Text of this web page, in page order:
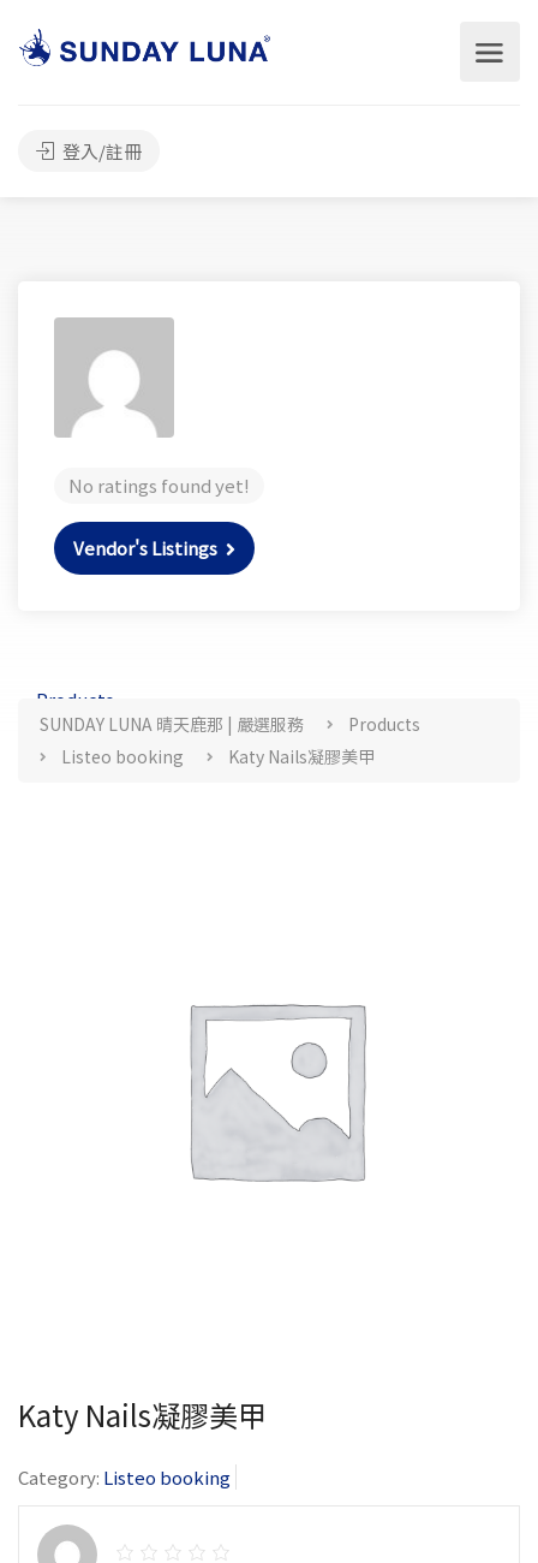
登入/註冊
No ratings found yet!
Vendor's Listings
Products
SUNDAY LUNA 晴天鹿那 | 嚴選服務
Products
Listeo booking
Katy Nails凝膠美甲
Katy Nails凝膠美甲
Category: Listeo booking